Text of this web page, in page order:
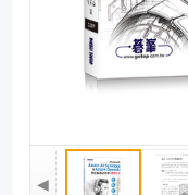
◀